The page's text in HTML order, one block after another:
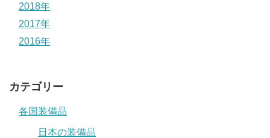
2018年
2017年
2016年
カテゴリー
各国装備品
日本の装備品